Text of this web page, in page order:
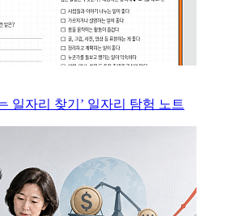
일자리 찾기’ 일자리 탐험 노트